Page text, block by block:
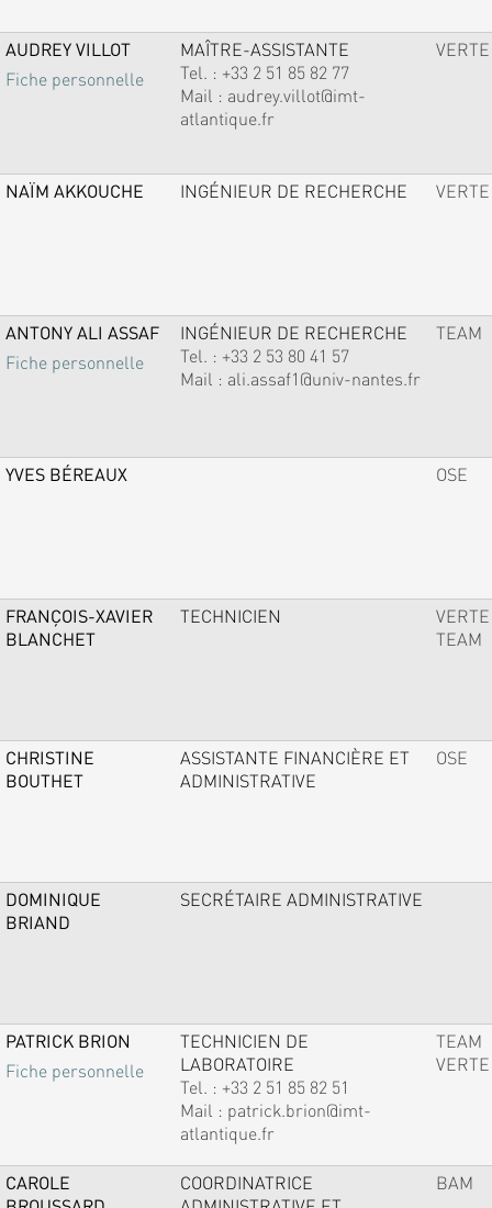
AUDREY VILLOT
Fiche personnelle
MAÎTRE-ASSISTANTE
Tel. : +33 2 51 85 82 77
Mail : audrey.villot@imt-
atlantique.fr
VERTE
NAÏM AKKOUCHE INGÉNIEUR DE RECHERCHE VERTE
ANTONY ALI ASSAF
Fiche personnelle
INGÉNIEUR DE RECHERCHE
Tel. : +33 2 53 80 41 57
Mail : ali.assaf1@univ-nantes.fr
TEAM
YVES BÉREAUX OSE
FRANÇOIS-XAVIER
BLANCHET
TECHNICIEN
VERTE
TEAM
CHRISTINE
BOUTHET
ASSISTANTE FINANCIÈRE ET
ADMINISTRATIVE
OSE
DOMINIQUE
BRIAND
SECRÉTAIRE ADMINISTRATIVE
PATRICK BRION
Fiche personnelle
TECHNICIEN DE
LABORATOIRE
Tel. : +33 2 51 85 82 51
Mail : patrick.brion@imt-
atlantique.fr
TEAM
VERTE
CAROLE
COORDINATRICE
BAM